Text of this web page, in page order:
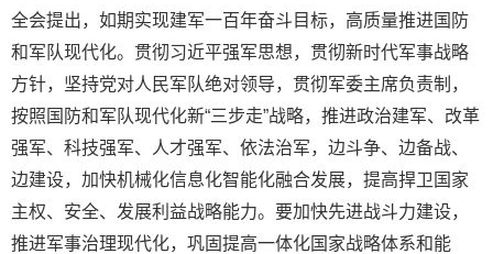
全会提出，如期实现建军一百年奋斗目标，高质量推进国防
和军队现代化。贯彻习近平强军思想，贯彻新时代军事战略
方针，坚持党对人民军队绝对领导，贯彻军委主席负责制，
按照国防和军队现代化新“三步走”战略，推进政治建军、改革
强军、科技强军、人才强军、依法治军，边斗争、边备战、
边建设，加快机械化信息化智能化融合发展，提高捍卫国家
主权、安全、发展利益战略能力。要加快先进战斗力建设，
推进军事治理现代化，巩固提高一体化国家战略体系和能